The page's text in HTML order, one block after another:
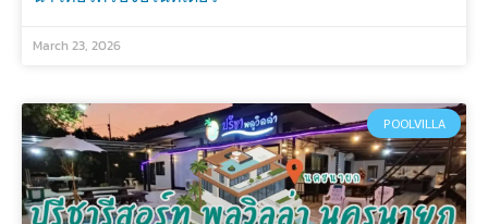
March 23, 2026
POOLVILLA